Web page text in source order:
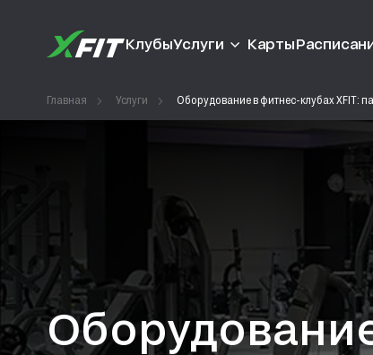
КлубыУслуги Карты
Главная Услуги Оборудование в фитнес-клубах XFIT: